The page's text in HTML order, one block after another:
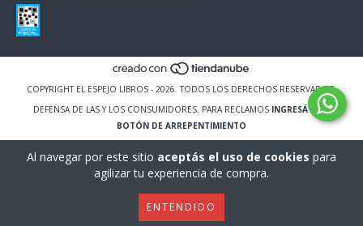
Al navegar por este sitio aceptás el uso de cookies para
agilizar tu experiencia de compra.
ENTENDIDO
COPYRIGHT EL ESPEJO LIBROS - 2026. TODOS LOS DERECHOS RESERVADOS.
DEFENSA DE LAS Y LOS CONSUMIDORES. PARA RECLAMOS INGRESÁ ACÁ.
BOTÓN DE ARREPENTIMIENTO